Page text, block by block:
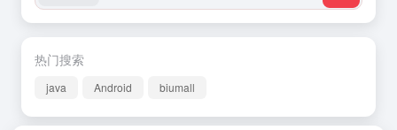
热门搜索
java Android biumall